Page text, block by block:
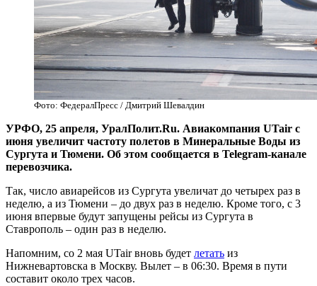
Фото: ФедералПресс / Дмитрий Шевалдин
УРФО, 25 апреля, УралПолит.Ru. Авиакомпания UTair с
июня увеличит частоту полетов в Минеральные Воды из
Сургута и Тюмени. Об этом сообщается в Telegram-канале
перевозчика.
Так, число авиарейсов из Сургута увеличат до четырех раз в
неделю, а из Тюмени – до двух раз в неделю. Кроме того, с 3
июня впервые будут запущены рейсы из Сургута в
Ставрополь – один раз в неделю.
Напомним, со 2 мая UTair вновь будет летать из
Нижневартовска в Москву. Вылет – в 06:30. Время в пути
составит около трех часов.